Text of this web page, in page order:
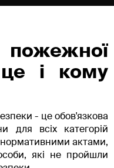
і кому
- це обов'язкова
для всіх категорій
нормативними актами,
які не пройшли